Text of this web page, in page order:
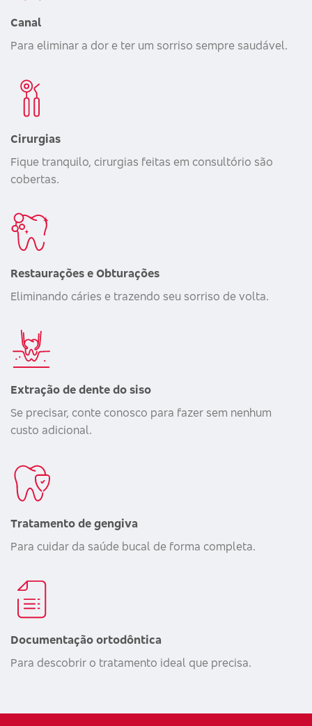
Canal
Para eliminar a dor e ter um sorriso sempre saudável.
Cirurgias
Fique tranquilo, cirurgias feitas em consultório são
cobertas.
Restaurações e Obturações
Eliminando cáries e trazendo seu sorriso de volta.
Extração de dente do siso
Se precisar, conte conosco para fazer sem nenhum
custo adicional.
Tratamento de gengiva
Para cuidar da saúde bucal de forma completa.
Documentação ortodôntica
Para descobrir o tratamento ideal que precisa.